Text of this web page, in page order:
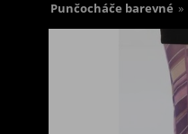
Punčocháče barevné »